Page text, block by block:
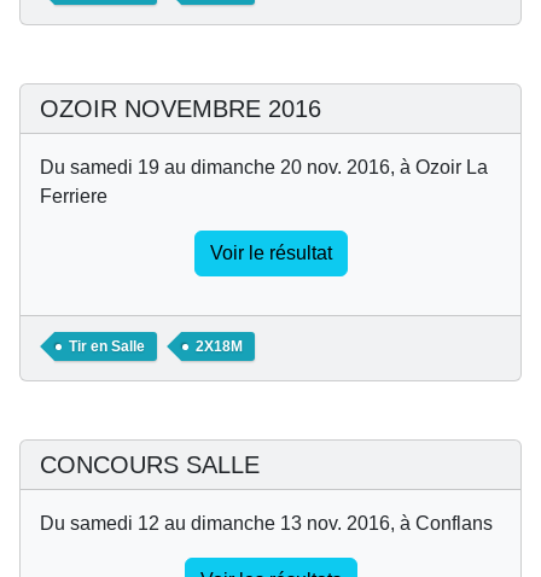
OZOIR NOVEMBRE 2016
Du samedi 19 au dimanche 20 nov. 2016, à Ozoir La
Ferriere
Voir le résultat
Tir en Salle 2X18M
CONCOURS SALLE
Du samedi 12 au dimanche 13 nov. 2016, à Conflans